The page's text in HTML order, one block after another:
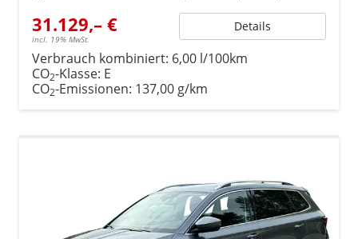
31.129,– €
incl. 19% MwSt.
Details
Verbrauch kombiniert: 6,00 l/100km
CO2-Klasse: E
CO2-Emissionen: 137,00 g/km